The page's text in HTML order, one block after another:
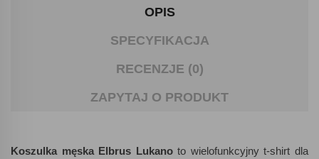
OPIS
SPECYFIKACJA
RECENZJE (0)
ZAPYTAJ O PRODUKT
Koszulka męska Elbrus Lukanoto wielofunkcyjny t-shirt dla